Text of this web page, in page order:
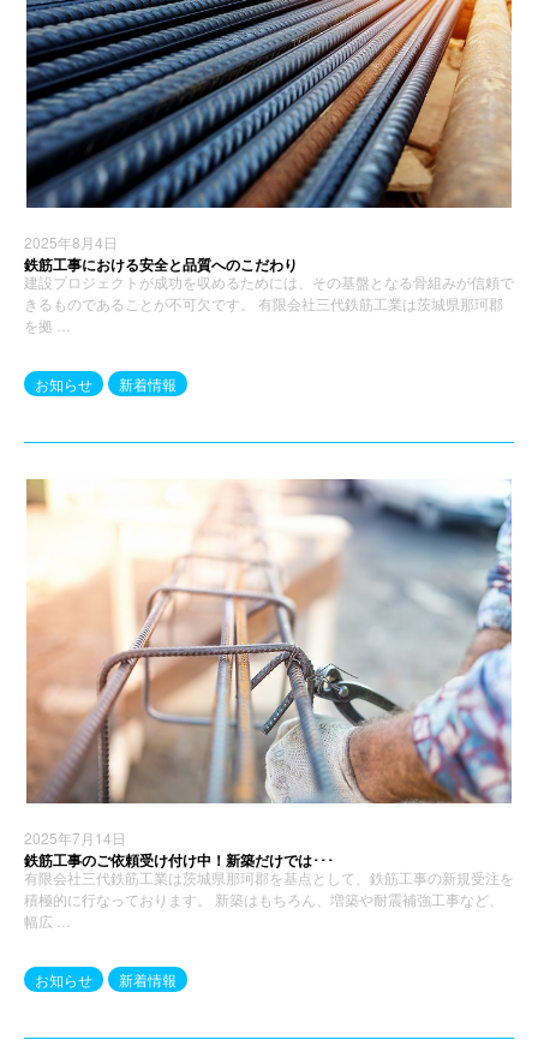
2025年8月4日
鉄筋工事における安全と品質へのこだわり
建設プロジェクトが成功を収めるためには、その基盤となる骨組みが信頼で
きるものであることが不可欠です。 有限会社三代鉄筋工業は茨城県那珂郡
を拠 …
お知らせ 新着情報
2025年7月14日
鉄筋工事のご依頼受け付け中！新築だけでは･･･
有限会社三代鉄筋工業は茨城県那珂郡を基点として、鉄筋工事の新規受注を
積極的に行なっております。 新築はもちろん、増築や耐震補強工事など、
幅広 …
お知らせ 新着情報